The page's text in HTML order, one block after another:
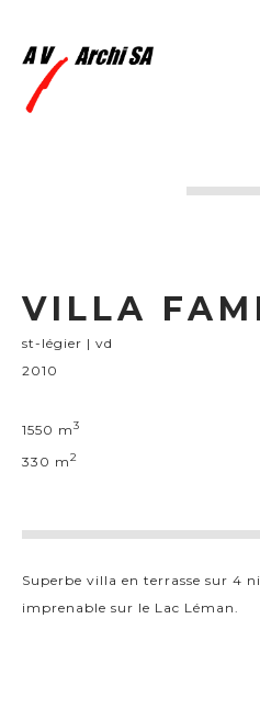
VILLA
st-légier | vd
2010
1550 m3
330 m2
Superbe villa en terrasse sur 4
imprenable sur le Lac Léman.